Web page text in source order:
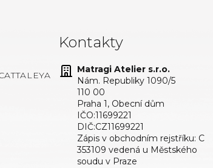
Kontakty
Matragi Atelier s.r.o.
Nám. Republiky 1090/5
110 00
Praha 1, Obecní dům
IČO:11699221
DIČ:CZ11699221
Zápis v obchodním rejstříku: C
353109 vedená u Městského
soudu v Praze